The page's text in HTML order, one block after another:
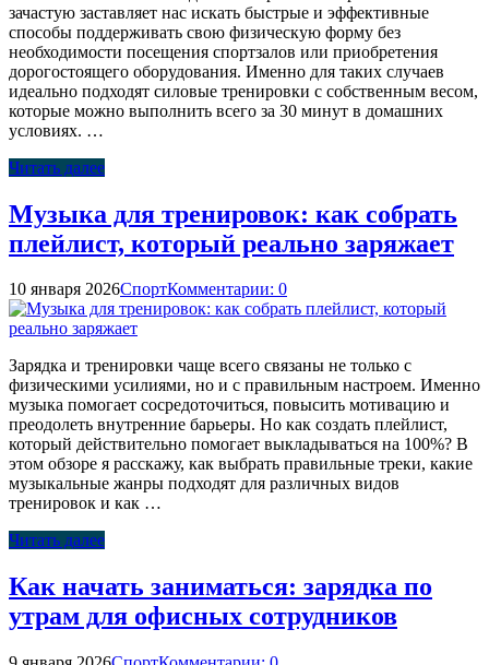
зачастую заставляет нас искать быстрые и эффективные
способы поддерживать свою физическую форму без
необходимости посещения спортзалов или приобретения
дорогостоящего оборудования. Именно для таких случаев
идеально подходят силовые тренировки с собственным весом,
которые можно выполнить всего за 30 минут в домашних
условиях. …
Читать далее
Музыка для тренировок: как собрать
плейлист, который реально заряжает
10 января 2026СпортКомментарии: 0
Зарядка и тренировки чаще всего связаны не только с
физическими усилиями, но и с правильным настроем. Именно
музыка помогает сосредоточиться, повысить мотивацию и
преодолеть внутренние барьеры. Но как создать плейлист,
который действительно помогает выкладываться на 100%? В
этом обзоре я расскажу, как выбрать правильные треки, какие
музыкальные жанры подходят для различных видов
тренировок и как …
Читать далее
Как начать заниматься: зарядка по
утрам для офисных сотрудников